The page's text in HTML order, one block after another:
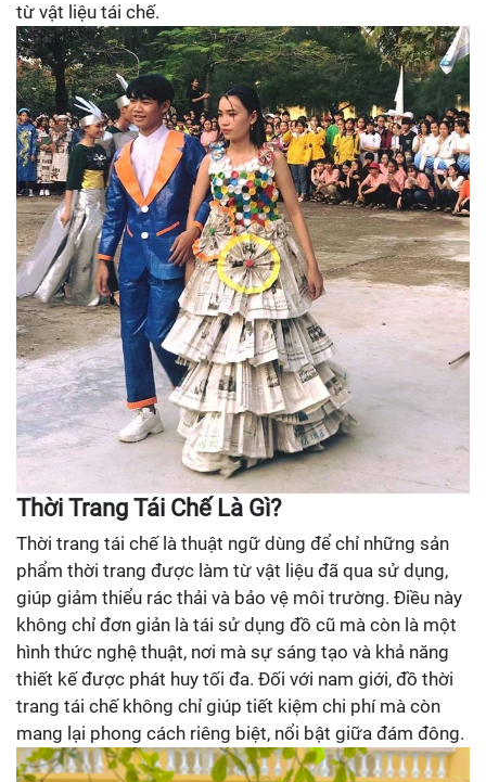
từ vật liệu tái chế.
Thời Trang Tái Chế Là Gì?
Thời trang tái chế là thuật ngữ dùng để chỉ những sản
phẩm thời trang được làm từ vật liệu đã qua sử dụng,
giúp giảm thiểu rác thải và bảo vệ môi trường. Điều này
không chỉ đơn giản là tái sử dụng đồ cũ mà còn là một
hình thức nghệ thuật, nơi mà sự sáng tạo và khả năng
thiết kế được phát huy tối đa. Đối với nam giới, đồ thời
trang tái chế không chỉ giúp tiết kiệm chi phí mà còn
mang lại phong cách riêng biệt, nổi bật giữa đám đông.